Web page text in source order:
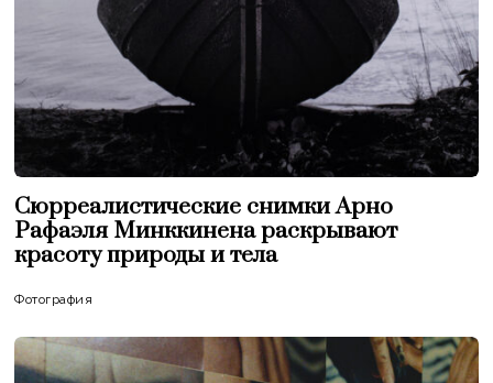
Сюрреалистические снимки Арно
Рафаэля Минккинена раскрывают
красоту природы и тела
Фотография